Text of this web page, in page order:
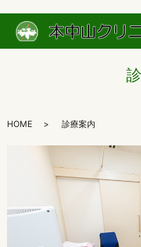
HOME 診療案内